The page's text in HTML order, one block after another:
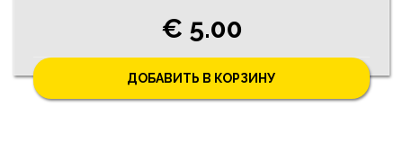
€ 5.00
ДОБАВИТЬ В КОРЗИНУ